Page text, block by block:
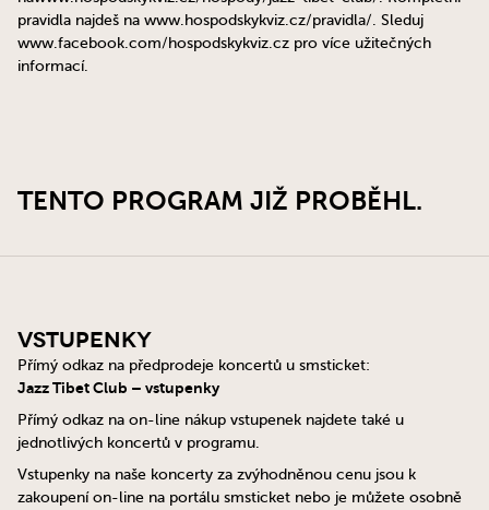
pravidla najdeš na www.hospodskykviz.cz/pravidla/. Sleduj
www.facebook.com/hospodskykviz.cz pro více užitečných
informací.
TENTO PROGRAM JIŽ PROBĚHL.
Vstupenky
Přímý odkaz na předprodeje koncertů u smsticket:
Jazz Tibet Club – vstupenky
Přímý odkaz na on-line nákup vstupenek najdete také u
jednotlivých koncertů v programu.
Vstupenky na naše koncerty za zvýhodněnou cenu jsou k
zakoupení on-line na portálu smsticket nebo je můžete osobně